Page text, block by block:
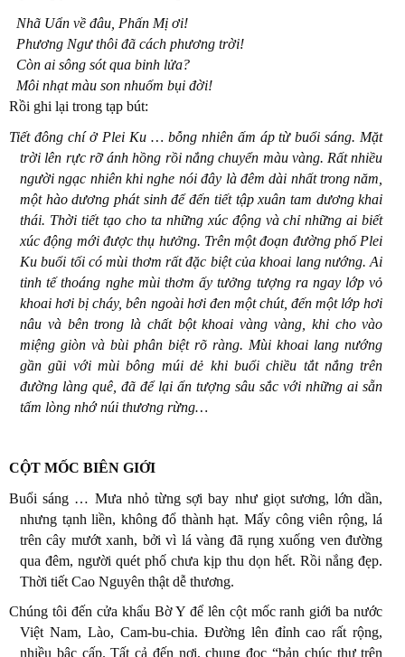
Nhã Uẩn về đâu, Phấn Mị ơi!
Phương Ngư thôi đã cách phương trời!
Còn ai sông sót qua binh lửa?
Môi nhạt màu son nhuốm bụi đời!
Rồi ghi lại trong tạp bút:
Tiết đông chí ở Plei Ku … bỗng nhiên ấm áp từ buổi sáng. Mặt
trời lên rực rỡ ánh hồng rồi nắng chuyển màu vàng. Rất nhiều
người ngạc nhiên khi nghe nói đây là đêm dài nhất trong năm,
một hào dương phát sinh để đến tiết tập xuân tam dương khai
thái. Thời tiết tạo cho ta những xúc động và chỉ những ai biết
xúc động mới được thụ hưởng. Trên một đoạn đường phố Plei
Ku buổi tối có mùi thơm rất đặc biệt của khoai lang nướng. Ai
tinh tế thoáng nghe mùi thơm ấy tưởng tượng ra ngay lớp vỏ
khoai hơi bị cháy, bên ngoài hơi đen một chút, đến một lớp hơi
nâu và bên trong là chất bột khoai vàng vàng, khi cho vào
miệng giòn và bùi phân biệt rõ ràng. Mùi khoai lang nướng
gần gũi với mùi bông múi dẻ khi buổi chiều tắt nắng trên
đường làng quê, đã để lại ấn tượng sâu sắc với những ai sẵn
tấm lòng nhớ núi thương rừng…
CỘT MỐC BIÊN GIỚI
Buổi sáng … Mưa nhỏ từng sợi bay như giọt sương, lớn dần,
nhưng tạnh liền, không đổ thành hạt.Mấy công viên rộng, lá
trên cây mướt xanh, bởi vì lá vàng đã rụng xuống ven đường
qua đêm, người quét phố chưa kịp thu dọn hết. Rồi nắng đẹp.
Thời tiết Cao Nguyên thật dễ thương.
Chúng tôi đến cửa khẩu Bờ Y để lên cột mốc ranh giới ba nước
Việt Nam, Lào, Cam-bu-chia. Đường lên đỉnh cao rất rộng,
nhiều bậc cấp. Tất cả đến nơi, chung đọc “bản chúc thư trên